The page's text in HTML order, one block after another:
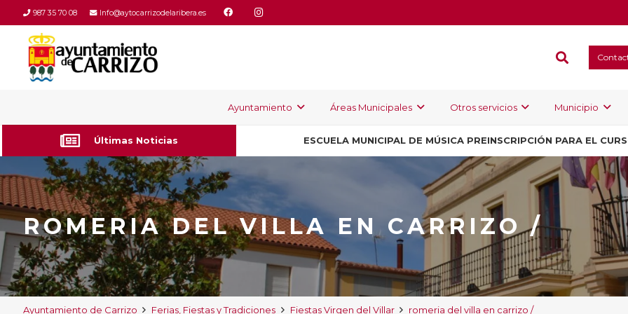
987 35 70 08 Info@aytocarrizodelaribera.es
Ayuntamiento Áreas Municipales Otros servicios Municipio
Últimas Noticias ESCUELA MUNICIPAL DE MÚSICA PREINSCRIPCIÓN PARA EL
ROMERIA DEL VILLA EN CARRIZO /
Ayuntamiento de Carrizo Ferias, Fiestas y Tradiciones Fiestas Virgen del Villar romeria del villa en carrizo /